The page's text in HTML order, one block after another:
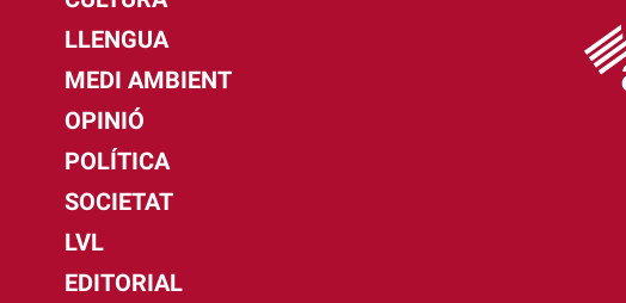
LLENGUA
MEDI AMBIENT
OPINIÓ
POLÍTICA
SOCIETAT
LVL
EDITORIAL